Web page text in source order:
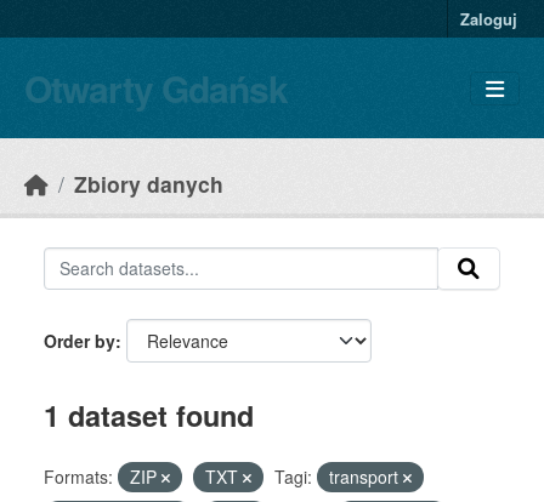
Zaloguj
Otwarty Gdańsk
Zbiory danych
Order by
1 dataset found
Formats: ZIP TXT Tagi:
transport